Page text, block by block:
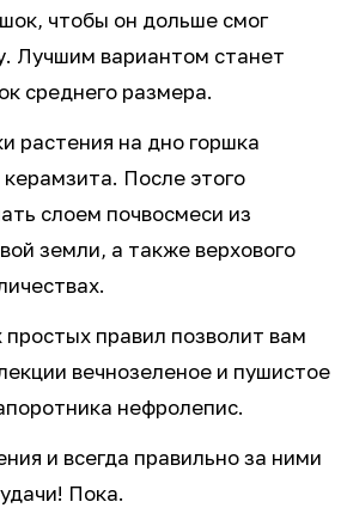
чтобы он дольше смог
Лучшим вариантом станет
среднего размера.
растения на дно горшка
После этого
слоем почвосмеси из
земли, а также верхового
правил позволит вам
вечнозеленое и пушистое
нефролепис.
и всегда правильно за ними
Пока.